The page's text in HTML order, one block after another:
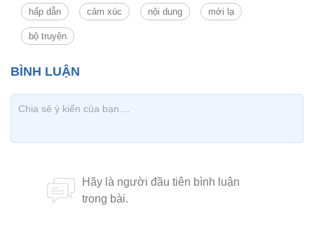
hấp dẫn cảm xúc nội dung mới lạ
bộ truyện